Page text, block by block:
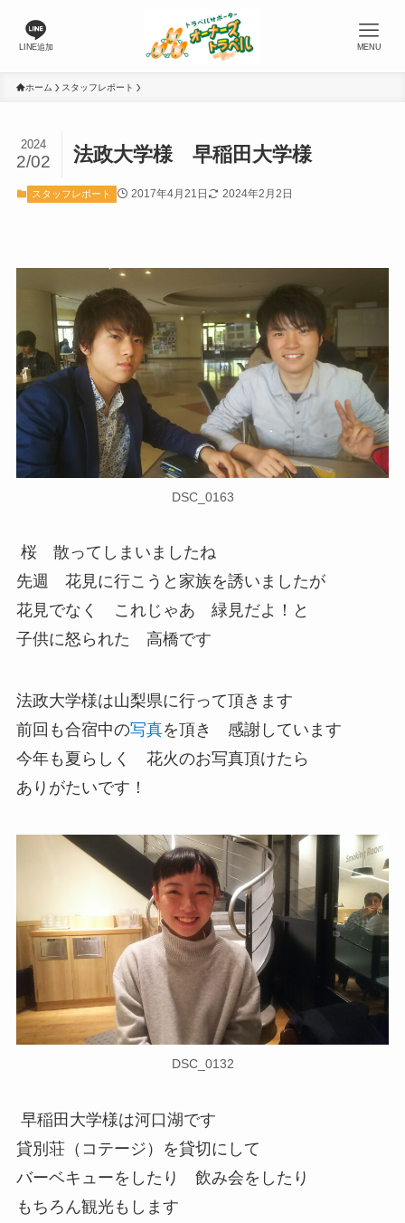
LINE追加 MENU
ホーム スタッフレポート
法政大学様 早稲田大学様
2024
2/02
スタッフレポート 2017年4月21日 2024年2月2日
DSC_0163
桜 散ってしまいましたね
先週 花見に行こうと家族を誘いましたが
花見でなく これじゃあ 緑見だよ！と
子供に怒られた 高橋です
法政大学様は山梨県に行って頂きます
前回も合宿中の写真を頂き 感謝しています
今年も夏らしく 花火のお写真頂けたら
ありがたいです！
DSC_0132
早稲田大学様は河口湖です
貸別荘（コテージ）を貸切にして
バーベキューをしたり 飲み会をしたり
もちろん観光もします